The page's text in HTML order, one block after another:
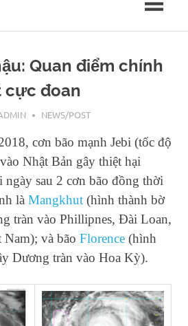
Quan điểm chính
cực đoan
NEWS/POST
cơn bão mạnh Jebi (tốc độ
Nhật Bản gây thiệt hại
sau 2 cơn bão đồng thời
là Mangkhut (hình thành bờ
tràn vào Phillipnes, Đài Loan,
và bão Florence (hình
Dương tràn vào Hoa Kỳ).